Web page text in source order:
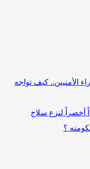
الأمنيين.. كيف تواجه
أخضراً لنزع سلاح
؟